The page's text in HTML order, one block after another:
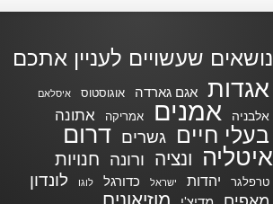
נושאים שעשויים לעניין אתכם
אגדות אגם גארדה אוגוסטוס איסלאם
אלבניה אמנים אמריקה אתונה
בעלי חיים גשרים דרום
איטליה
ונציה ורונה חנויות
טרפלגר יהדות ישראל כדורגל לוגו לונדון